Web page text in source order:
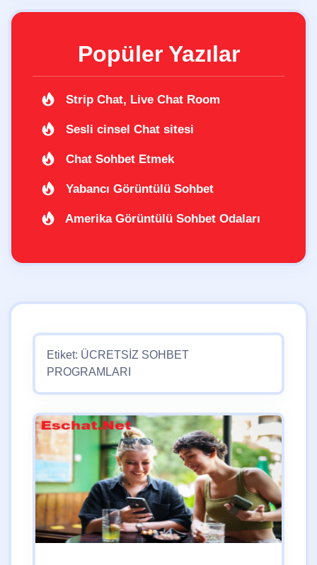
Popüler Yazılar
Strip Chat, Live Chat Room
Sesli cinsel Chat sitesi
Chat Sohbet Etmek
Yabancı Görüntülü Sohbet
Amerika Görüntülü Sohbet Odaları
Etiket: ÜCRETSİZ SOHBET
PROGRAMLARI